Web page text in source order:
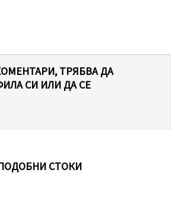
ТРЯБВА ДА
СИ ИЛИ ДА СЕ
СТОКИ